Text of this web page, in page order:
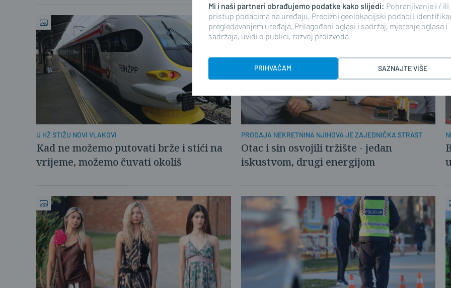
U HŽ STIŽU NOVI VLAKOVI
Kad ne možemo putovati brže i stići na
vrijeme, možemo čuvati okoliš
PRODAJA NEKRETNINA NJIHOVA JE ZAJEDNIČKA STRAST
Otac i sin osvojili tržište - jedan
iskustvom, drugi energijom
Mi i naši partneri obrađujemo podatke kako slijedi: Pohranjivanje i / ili
pristup podacima na uređaju, Precizni geolokacijski podaci i
pregledavanjem uređaja, Prilagođeni oglasi i sadržaj, mjerenje oglasa i
sadržaja, uvidi o publici, razvoj proizvoda
PRIHVAĆAM SAZNAJTE VIŠE